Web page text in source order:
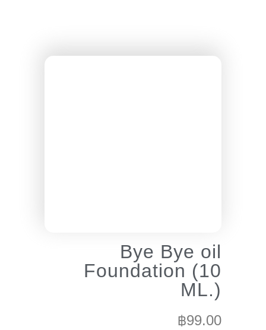
Bye Bye oil
Foundation (10
ML.)
฿99.00